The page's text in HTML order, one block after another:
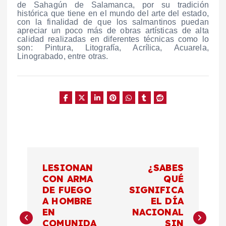
de Sahagún de Salamanca, por su tradición
histórica que tiene en el mundo del arte del estado,
con la finalidad de que los salmantinos puedan
apreciar un poco más de obras artísticas de alta
calidad realizadas en diferentes técnicas como lo
son: Pintura, Litografía, Acrílica, Acuarela,
Linograbado, entre otras.
v
LESIONAN
CON ARMA
DE FUEGO
A HOMBRE
EN
COMUNIDA
¿SABES
QUÉ
SIGNIFICA
EL DÍA
NACIONAL
SIN